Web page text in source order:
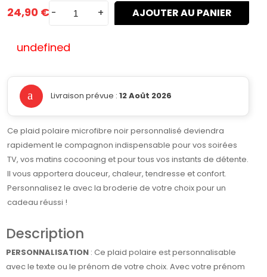
24,90 € - + AJOUTER AU PANIER
undefined
Livraison prévue : 12 Août 2026
Ce plaid polaire microfibre noir personnalisé deviendra
rapidement le compagnon indispensable pour vos soirées
TV, vos matins cocooning et pour tous vos instants de détente.
Il vous apportera douceur, chaleur, tendresse et confort.
Personnalisez le avec la broderie de votre choix pour un
cadeau réussi !
Description
PERSONNALISATION : Ce plaid polaire est personnalisable
avec le texte ou le prénom de votre choix. Avec votre prénom